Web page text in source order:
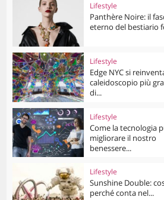
Lifestyle
Panthère Noire: il
eterno del bestiario
Lifestyle
Edge NYC si
caleidoscopio più
di...
Lifestyle
Come la tecnologia
migliorare il nostro
benessere...
Lifestyle
Sunshine Double:
perché conta nel...